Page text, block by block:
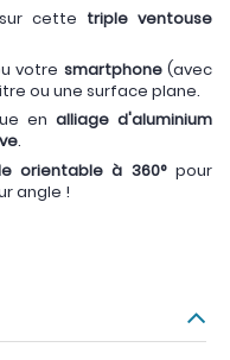
sur cette triple ventouse
votre smartphone(avec
ou une surface plane.
en alliage d'aluminium
.
orientable à 360°pour
angle !